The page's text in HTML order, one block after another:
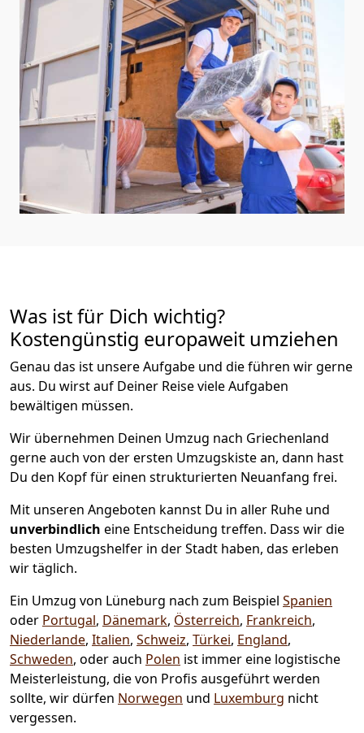
Was ist für Dich wichtig?
Kostengünstig europaweit umziehen
Genau das ist unsere Aufgabe und die führen wir gerne
aus. Du wirst auf Deiner Reise viele Aufgaben
bewältigen müssen.
Wir übernehmen Deinen Umzug nach Griechenland
gerne auch von der ersten Umzugskiste an, dann hast
Du den Kopf für einen strukturierten Neuanfang frei.
Mit unseren Angeboten kannst Du in aller Ruhe und
unverbindlich eine Entscheidung treffen. Dass wir die
besten Umzugshelfer in der Stadt haben, das erleben
wir täglich.
Ein Umzug von Lüneburg nach zum Beispiel Spanien
oder Portugal, Dänemark, Österreich, Frankreich,
Niederlande, Italien, Schweiz, Türkei, England,
Schweden, oder auch Polen ist immer eine logistische
Meisterleistung, die von Profis ausgeführt werden
sollte, wir dürfen Norwegen und Luxemburg nicht
vergessen.